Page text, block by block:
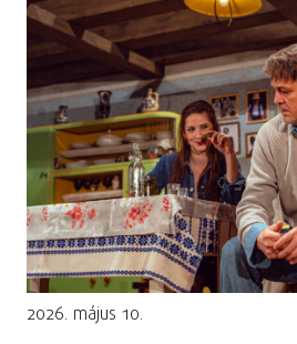
2026. május 10.